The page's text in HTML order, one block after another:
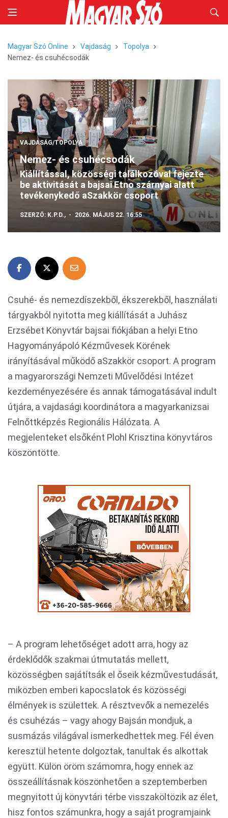
Magyar Szó Online Vajdaság
Topolya
Nemez- és csuhécsodák
VAJDASÁG/TOPOLYA
Nemez- és csuhécsodák
Kiállítással, közösségi találkozóval fejezte
be aktivitását a bajsai Etno szárnyai alatt
tevékenykedő aSzakkör csoport
SZERZŐ: K.P.D., 2026. MÁJUS 22. 16:55
Csuhé- és nemezdíszekből, ékszerekből, használati
tárgyakból nyitotta meg kiállítását a Juhász
Erzsébet Könyvtár bajsai fiókjában a helyi Etno
Hagyományápoló Kézművesek Körének
irányításával működő aSzakkör csoport. A program
a magyarországi Nemzeti Művelődési Intézet
kezdeményezésére és annak támogatásával indult
útjára, a vajdasági koordinátora a magyarkanizsai
Felnőttképzés Regionális Hálózata. A
megjelenteket elsőként Plohl Krisztina könyvtáros
köszöntötte.
– A program lehetőséget adott arra, hogy az
érdeklődők szakmai útmutatás mellett,
közösségben sajátítsák el őseik kézművestudását,
miközben emberi kapocslatok és közösségi
élmények is születtek. A résztvevők a nemezelés
és csuhézás – vagy ahogy Bajsán mondjuk, a
susmázás világával ismerkedhettek meg. Fél éven
keresztül hetente dolgoztak, tanultak és alkottak
együtt. Külön öröm számomra, hogy ennek az
összeállításnak köszönhetően a szeptemberben
megnyitott új könyvtári térbe visszaköltözik az élet,
hisz fontos számunkra, hogy a saját programjaink